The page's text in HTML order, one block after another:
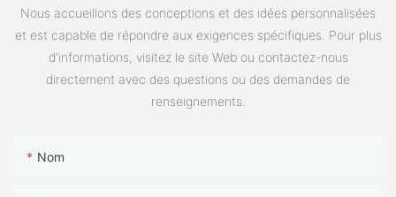
Nous accueillons des conceptions et des idées personnalisées
et est capable de répondre aux exigences spécifiques. Pour plus
d'informations, visitez le site Web ou contactez-nous
directement avec des questions ou des demandes de
renseignements.
Nom